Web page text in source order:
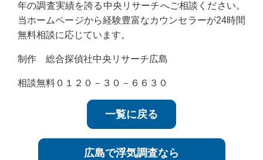
年の調査実績を誇る中央リサーチへご相談ください。
当ホームページから経験豊富なカウンセラーが24時間
無料相談に応じています。
制作 総合探偵社中央リサーチ広島
相談無料０１２０－３０－６６３０
一覧に戻る
広島で浮気調査なら